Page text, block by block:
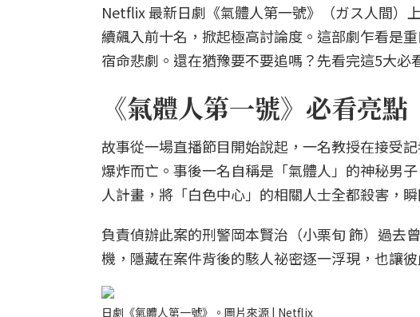
Netflix 最新日劇《氣體人第一號》（ガス人間）
續飆入前十名，掀起極高討論度。這部劇乍看是
宿命悲劇。還在猶豫要不要追嗎？先看完這5大必
《氣體人第一號》必看亮
故事從一場直播節目開始說起，一名教授在接受
爆炸而亡。事後一名自稱是「氣體人」的神秘男
人計畫，將「白色中心」的相關人士全都殺害，
負責偵辦此案的刑警岡本賢治（小栗旬 飾）過去
機，隱藏在案件背後的駭人祕密逐一浮現，也讓
日劇《氣體人第一號》。圖片來源 | Netflix